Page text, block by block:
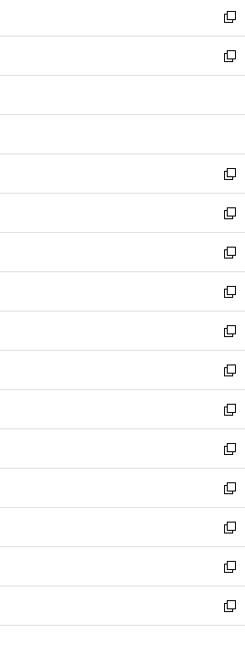
く
で
開
く
ド
ウ
で
開
ィ
ン
ド
ウ
開
い
ウ
ィ
ン
ウ
開
く
新
し
い
ウ
ン
ウ
で
開
く
新
し
ウ
ン
ド
ウ
で
開
く
新
し
い
ウ
ィ
ン
ド
ウ
で
開
く
新
し
い
ウ
ィ
ン
ド
ウ
で
開
く
新
し
い
ウ
ィ
ン
ド
ウ
で
開
く
新
し
い
ウ
ィ
ン
ド
ウ
で
開
く
新
し
い
ウ
ィ
ン
ド
ウ
で
開
く
新
し
い
ウ
ィ
ン
ド
ウ
で
開
く
新
し
い
ウ
ィ
ン
ド
ウ
で
開
く
新
し
い
ウ
ィ
ン
ド
ウ
で
開
新
し
い
ウ
ィ
ン
ド
ウ
新
し
い
ウ
ィ
ン
新
し
い
ウ
新
し